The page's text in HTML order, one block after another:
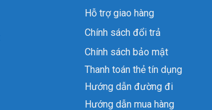
Hỗ trợ giao hàng
Chính sách đổi trả
Chính sách bảo mật
Thanh toán thẻ tín dụng
Hướng dẫn đường đi
Hướng dẫn mua hàng